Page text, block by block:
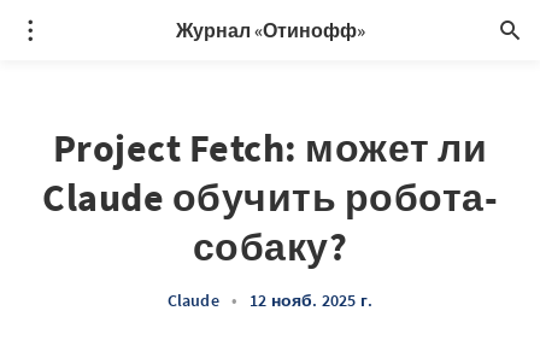
Журнал «Отинофф»
Project Fetch: может ли
Claude обучить робота-
собаку?
Claude • 12 нояб. 2025 г.